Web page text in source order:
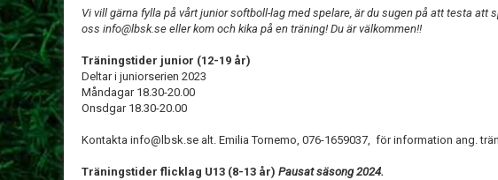
Vi vill gärna fylla på vårt junior softboll-lag med spelare, är du sugen på att testa att
oss info@lbsk.se eller kom och kika på en träning! Du är välkommen!!
Träningstider junior (12-19 år)
Deltar i juniorserien 2023
Måndagar 18.30-20.00
Onsdgar 18.30-20.00
Kontakta info@lbsk.se alt. Emilia Tornemo, 076-1659037, för information ang.
Träningstider flicklag U13 (8-13 år) Pausat säsong 2024.